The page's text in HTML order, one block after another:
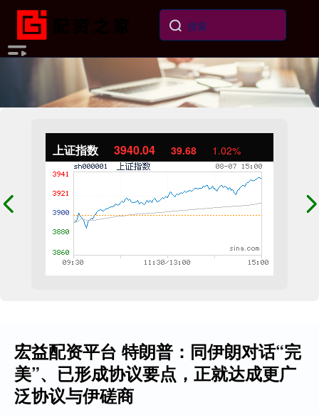
上证指数 3940.04 39.68 1.02%
宏益配资平台 特朗普：同伊朗对话“完
美”、已形成协议要点，正就达成更广
泛协议与伊磋商